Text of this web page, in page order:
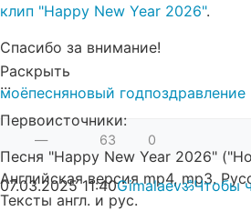
клип "Happy New Year 2026".
Спасибо за внимание!
...
Первоисточники:
Песня "Happy New Year 2026"
Английская версия mp4, mp3.
Тексты англ. и рус.
Раскрыть
моёпесняновый годпоздравление
— 63 0
07.03.2025 11:40GimalaevॐЧтобы